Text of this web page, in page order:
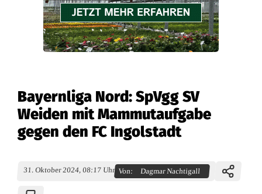
Bayernliga Nord: SpVgg SV
Weiden mit Mammutaufgabe
gegen den FC Ingolstadt
31. Oktober 2024, 08:17 Uhr Von: Dagmar Nachtigall